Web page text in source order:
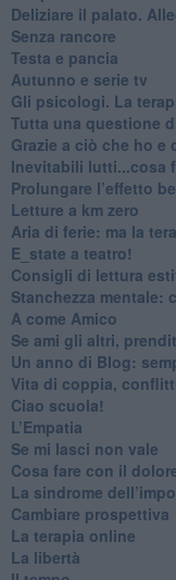
​Deliziare il palato.
​Senza rancore
​Testa e pancia
​Autunno e serie tv
​Gli psicologi. La
​Tutta una questione
​Grazie a ciò che ho e
​Inevitabili lutti...cosa
Prolungare l’effetto
​Letture a km zero
​Aria di ferie: ma la
​E_state a teatro!
​Consigli di lettura
​Stanchezza mentale:
​A come Amico
​Se ami gli altri,
​Un anno di Blog:
​Vita di coppia,
​Ciao scuola!
​L’Empatia
​Se mi lasci non vale
Cosa fare con il
​La sindrome
​Cambiare prospettiva
La terapia online
La libertà